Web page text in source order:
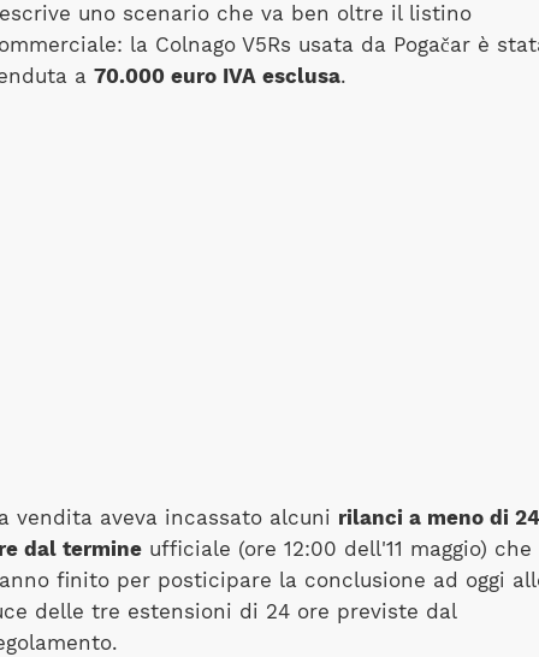
uno scenario che va ben oltre il listino
la Colnago V5Rs usata da Pogačar è
a 70.000 euro IVA esclusa.
vendita aveva incassato alcuni rilanci a meno di 24
dal termineufficiale (ore 12:00 dell'11 maggio) che
finito per posticipare la conclusione ad oggi
delle tre estensioni di 24 ore previste dal